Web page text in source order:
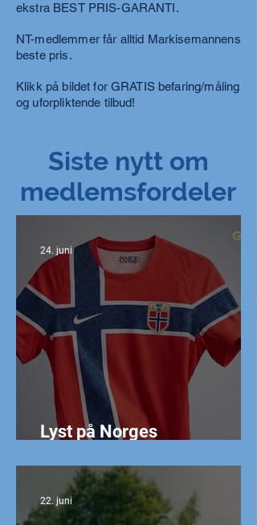
ekstra BEST PRIS-GARANTI.
NT-medlemmer får alltid Markisemannens
beste pris.
Klikk på bildet for GRATIS befaring/måling
og uforpliktende tilbud!
Siste nytt om
medlemsfordeler
Lyst på Norges
24. juni
22. juni